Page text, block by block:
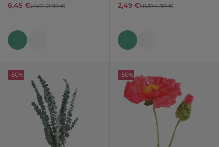
6,49 €UVP 12,99 € 2,49 €UVP 4,99 €
-50% -50%